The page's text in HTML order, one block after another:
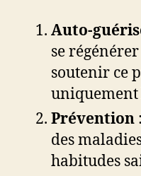
Auto-
se
soutenir ce
uniquement
Prévention
des
habitudes